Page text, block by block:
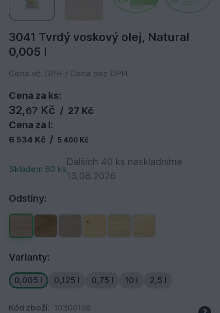
3041 Tvrdý voskový olej, Natural
0,005 l
Cena vč. DPH / Cena bez DPH
Cena za ks:
32,67 Kč / 27 Kč
Cena za l:
6 534 Kč / 5 400 Kč
Skladem 80 ks
Dalších 40 ks naskladníme
13.08.2026
Odstíny:
Varianty:
0,005 l 0,125 l 0,75 l 10 l 2,5 l
Kód zboží: 10300158